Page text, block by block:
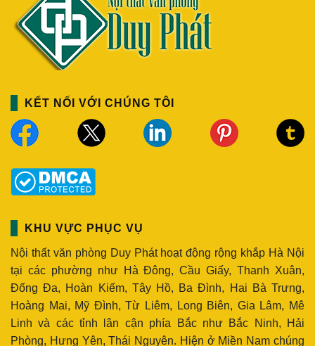
KẾT NỐI VỚI CHÚNG TÔI
KHU VỰC PHỤC VỤ
Nội thất văn phòng Duy Phát hoạt động rộng khắp Hà Nội
tại các phường như Hà Đông, Cầu Giấy, Thanh Xuân,
Đống Đa, Hoàn Kiếm, Tây Hồ, Ba Đình, Hai Bà Trưng,
Hoàng Mai, Mỹ Đình, Từ Liêm, Long Biên, Gia Lâm, Mê
Linh và các tỉnh lân cận phía Bắc như Bắc Ninh, Hải
Phòng, Hưng Yên, Thái Nguyên. Hiện ở Miền Nam chúng